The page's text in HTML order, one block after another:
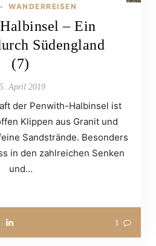
• WANDERREISEN
– Ein
Südengland
(7)
April 2019
der Penwith-Halbinsel ist
Klippen aus Granit und
Sandstrände. Besonders
in den zahlreichen Senken
und…
1